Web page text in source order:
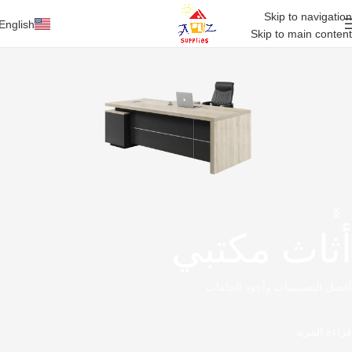
Skip to navigation
Skip to main content